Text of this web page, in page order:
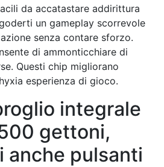
da accatastare addirittura
un gameplay scorrevole
senza contare sforzo.
di ammonticchiare di
Questi chip migliorano
esperienza di gioco.
integrale
gettoni,
anche pulsanti